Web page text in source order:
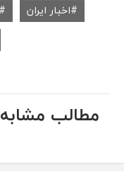
اخبار ایران
مطالب مشابه